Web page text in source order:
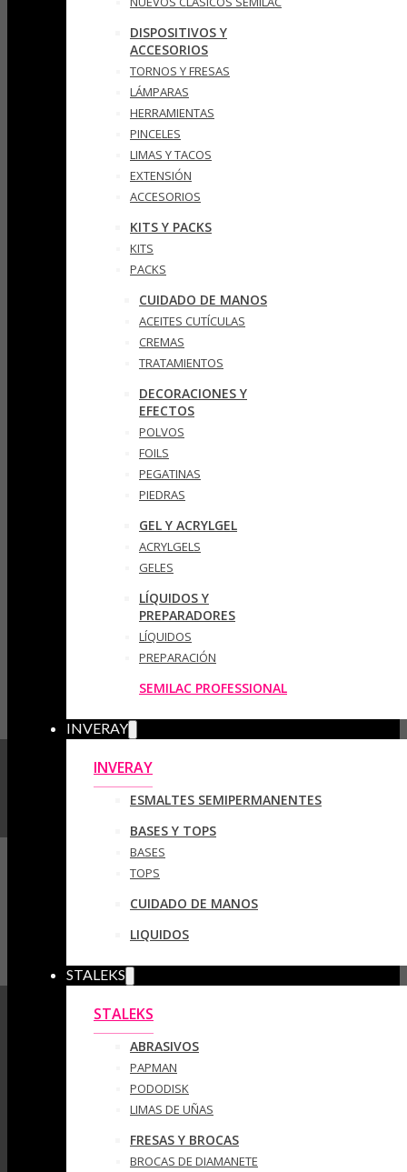
DISPOSITIVOS Y
ACCESORIOS
TORNOS Y FRESAS
LÁMPARAS
HERRAMIENTAS
PINCELES
LIMAS Y TACOS
EXTENSIÓN
ACCESORIOS
KITS Y PACKS
KITS
PACKS
CUIDADO DE MANOS
ACEITES CUTÍCULAS
CREMAS
TRATAMIENTOS
DECORACIONES Y
EFECTOS
POLVOS
FOILS
PEGATINAS
PIEDRAS
GEL Y ACRYLGEL
ACRYLGELS
GELES
LÍQUIDOS Y
PREPARADORES
LÍQUIDOS
PREPARACIÓN
SEMILAC PROFESSIONAL
INVERAY
INVERAY
ESMALTES SEMIPERMANENTES
BASES Y TOPS
BASES
TOPS
CUIDADO DE MANOS
LIQUIDOS
STALEKS
STALEKS
ABRASIVOS
PAPMAN
PODODISK
LIMAS DE UÑAS
FRESAS Y BROCAS
BROCAS DE DIAMANETE